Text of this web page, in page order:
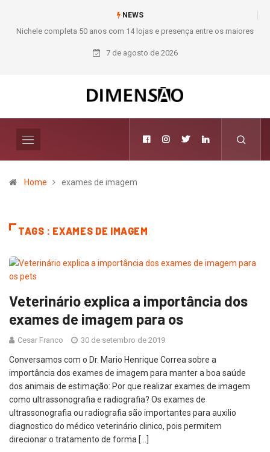
NEWS
Nichele completa 50 anos com 14 lojas e presença entre os maiores
varejistas de materiais de construção do Brasil
7 de agosto de 2026
Home exames de imagem
TAGS : EXAMES DE IMAGEM
Veterinário explica a importância dos
exames de imagem para os
Cesar Franco 30 de setembro de 2019
Conversamos com o Dr. Mario Henrique Correa sobre a
importância dos exames de imagem para manter a boa saúde
dos animais de estimação: Por que realizar exames de imagem
como ultrassonografia e radiografia? Os exames de
ultrassonografia ou radiografia são importantes para auxilio
diagnostico do médico veterinário clinico, pois permitem
direcionar o tratamento de forma […]